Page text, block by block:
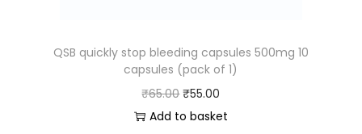
QSB quickly stop bleeding capsules 500mg 10
capsules (pack of 1)
₹65.00 ₹55.00
Add to basket